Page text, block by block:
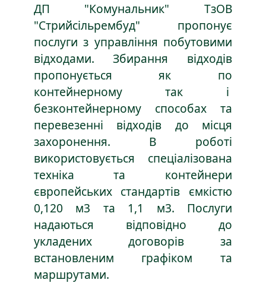
ДП "Комунальник" ТзОВ
"Стрийсільрембуд" пропонує
послуги з управління побутовими
відходами. Збирання відходів
пропонується як по
контейнерному так і
безконтейнерному способах та
перевезенні відходів до місця
захоронення. В роботі
використовується спеціалізована
техніка та контейнери
європейських стандартів ємкістю
0,120 м3 та 1,1 м3. Послуги
надаються відповідно до
укладених договорів за
встановленим графіком та
маршрутами.